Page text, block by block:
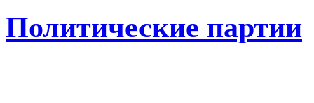
Политические партии